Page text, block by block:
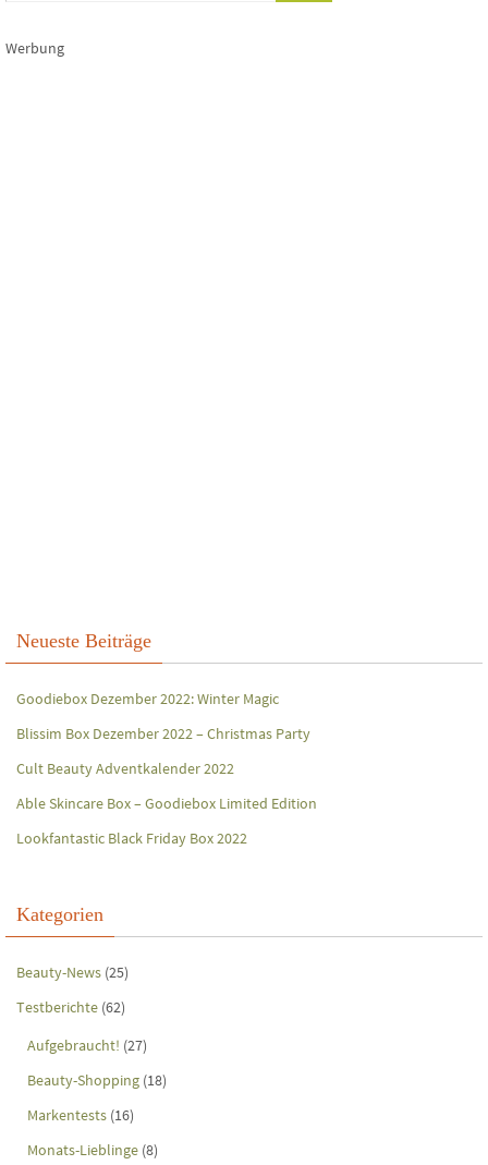
Werbung
Neueste Beiträge
Goodiebox Dezember 2022: Winter Magic
Blissim Box Dezember 2022 – Christmas Party
Cult Beauty Adventkalender 2022
Able Skincare Box – Goodiebox Limited Edition
Lookfantastic Black Friday Box 2022
Kategorien
Beauty-News (25)
Testberichte (62)
Aufgebraucht! (27)
Beauty-Shopping (18)
Markentests (16)
Monats-Lieblinge (8)